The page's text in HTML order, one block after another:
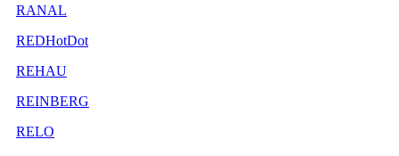
RANAL
REDHotDot
REHAU
REINBERG
RELO